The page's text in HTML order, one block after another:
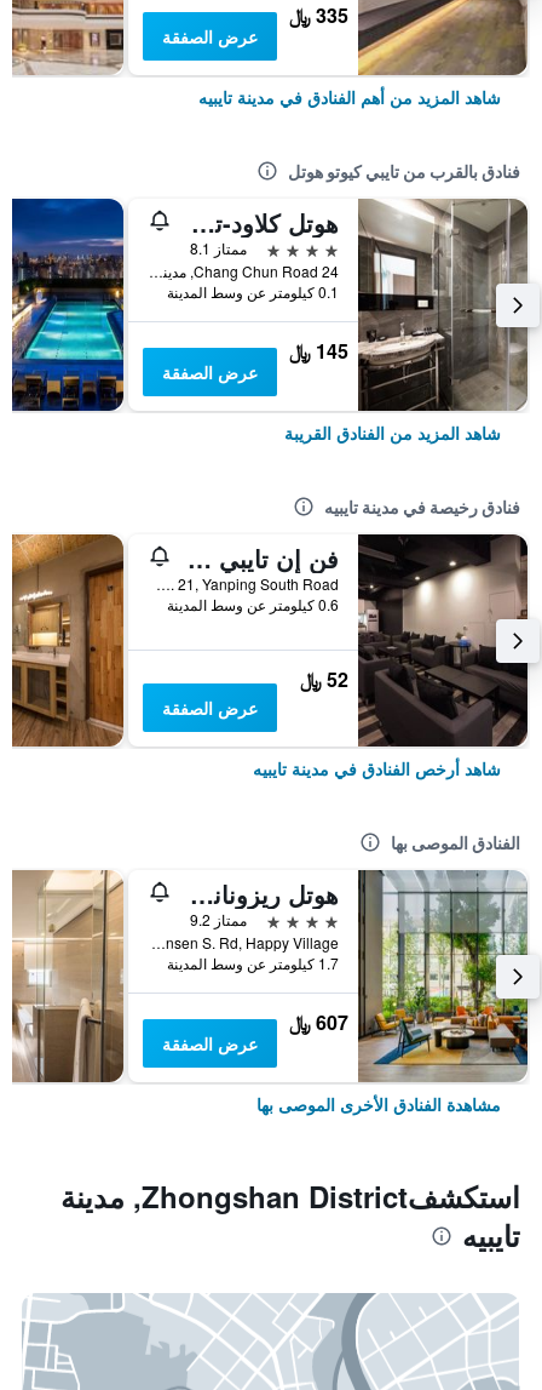
335 ﷼
عرض الصفقة
شاهد المزيد من أهم الفنادق في مدينة تايبيه
فنادق بالقرب من تايبي كيوتو هوتل
هوتل كلاود-تشونغشان
4 نجوم
ممتاز 8.1
24 Chang Chun Road, مدينة تايبيه, تايوان
0.1 كيلومتر عن وسط المدينة
145 ﷼
عرض الصفقة
شاهد المزيد من الفنادق القريبة
فنادق رخيصة في مدينة تايبيه
فن إن تايبي هوستل
2F, No. 21, Yanping South Road, مدينة تايبيه, تايوان
0.6 كيلومتر عن وسط المدينة
52 ﷼
عرض الصفقة
شاهد أرخص الفنادق في مدينة تايبيه
الفنادق الموصى بها
هوتل ريزونانس تايبي، تابيستري كوليكشن باي هيلتون
4 نجوم
ممتاز 9.2
No. 7 Linsen S. Rd, Happy Village, مدينة تايبيه, تايوان
1.7 كيلومتر عن وسط المدينة
607 ﷼
عرض الصفقة
مشاهدة الفنادق الأخرى الموصى بها
استكشفZhongshan District, مدينة
تايبيه